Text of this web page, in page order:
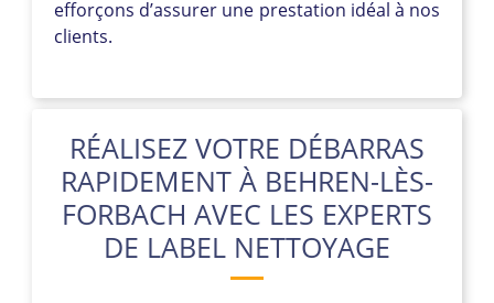
efforçons d’assurer une prestation idéal à nos
clients.
RÉALISEZ VOTRE DÉBARRAS
RAPIDEMENT À BEHREN-LÈS-
FORBACH AVEC LES EXPERTS
DE LABEL NETTOYAGE